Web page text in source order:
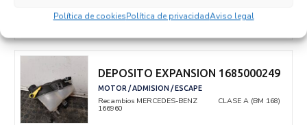
Política de cookiesPolítica de privacidadAviso legal
Recambios MERCEDES-BENZ CLASE A (BM 168)
DEPOSITO EXPANSION 1685000249
MOTOR / ADMISION / ESCAPE
Recambios MERCEDES-BENZ CLASE A (BM 168)
166960